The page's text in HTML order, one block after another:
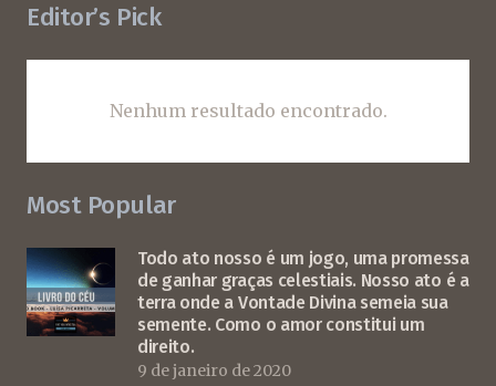
Editor’s Pick
Nenhum resultado encontrado.
Most Popular
Todo ato nosso é um jogo, uma promessa
de ganhar graças celestiais. Nosso ato é a
terra onde a Vontade Divina semeia sua
semente. Como o amor constitui um
direito.
9 de janeiro de 2020